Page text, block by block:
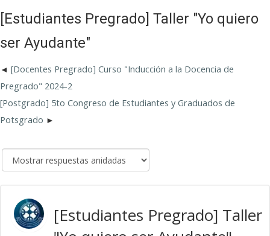
[Estudiantes Pregrado] Taller "Yo quiero
ser Ayudante"
[Docentes Pregrado] Curso "Inducción a la Docencia de
Pregrado" 2024-2
[Postgrado] 5to Congreso de Estudiantes y Graduados de
Potsgrado
[Estudiantes Pregrado] Taller